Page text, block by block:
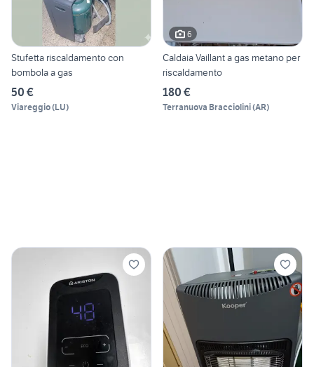
Stufetta riscaldamento con
bombola a gas
50 €
Viareggio(LU)
6
Caldaia Vaillant a gas metano per
riscaldamento
180 €
Terranuova Bracciolini(AR)